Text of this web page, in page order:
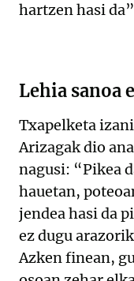
hartzen hasi
Lehia sanoa
Txapelketa
Arizagak dio
nagusi: “Pikea
hauetan,
jendea hasi da
ez dugu
Azken finean,